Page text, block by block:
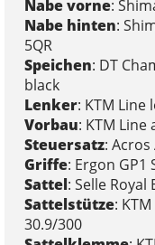
Nabe vorne:
Nabe hinten:
5QR
Speichen: DT
black
Lenker: KTM Line
Vorbau: KTM Line
Steuersatz: Acros
Griffe: Ergon GP1
Sattel: Selle Royal
Sattelstütze:
30.9/300